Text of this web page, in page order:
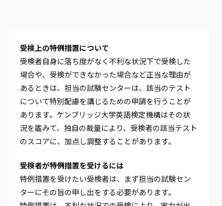
受検上の特例措置について
受検者自身に落ち度がなく不利な状況下で受検した
場合や、受検ができなかった場合など正当な理由が
あるときは、担当の試験センターは、該当のテスト
について特別配慮を講じるための申請を行うことが
あります。ケンブリッジ大学英語検定機構はその状
況を鑑みて、独自の裁量により、受検者の該当テスト
のスコアに、加点し調整することがあります。
受検者が特例措置を受けるには
特例措置を受けたい受検者は、まず担当の試験セン
ターにその旨の申し出をする必要があります。